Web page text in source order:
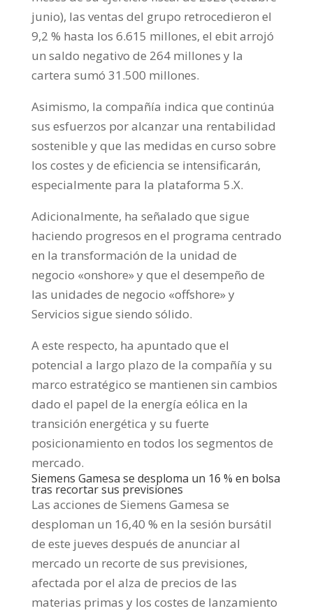
junio), las ventas del grupo retrocedieron el
9,2 % hasta los 6.615 millones, el ebit arrojó
un saldo negativo de 264 millones y la
cartera sumó 31.500 millones.
Asimismo, la compañía indica que continúa
sus esfuerzos por alcanzar una rentabilidad
sostenible y que las medidas en curso sobre
los costes y de eficiencia se intensificarán,
especialmente para la plataforma 5.X.
Adicionalmente, ha señalado que sigue
haciendo progresos en el programa centrado
en la transformación de la unidad de
negocio «onshore» y que el desempeño de
las unidades de negocio «offshore» y
Servicios sigue siendo sólido.
A este respecto, ha apuntado que el
potencial a largo plazo de la compañía y su
marco estratégico se mantienen sin cambios
dado el papel de la energía eólica en la
transición energética y su fuerte
posicionamiento en todos los segmentos de
mercado.
Siemens Gamesa se desploma un 16 % en bolsa
tras recortar sus previsiones
Las acciones de Siemens Gamesa se
desploman un 16,40 % en la sesión bursátil
de este jueves después de anunciar al
mercado un recorte de sus previsiones,
afectada por el alza de precios de las
materias primas y los costes de lanzamiento